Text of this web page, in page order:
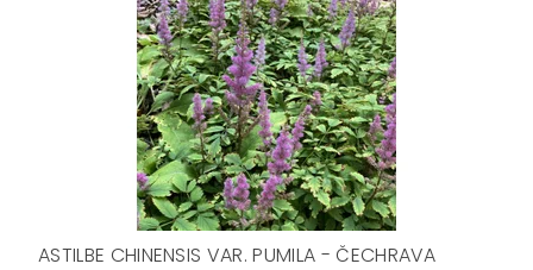
ASTILBE CHINENSIS VAR. PUMILA - ČECHRAVA